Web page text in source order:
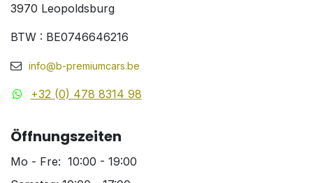
3970 Leopoldsburg
BTW : BE0746646216
info@b-premiumcars.be
+32 (0) 478 8314 98
Öffnungszeiten
Mo - Fre: 10:00 - 19:00